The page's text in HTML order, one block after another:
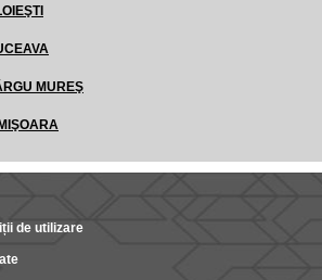
MUREŞ
de utilizare